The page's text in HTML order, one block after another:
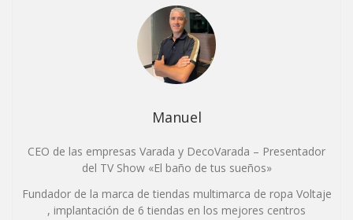
Manuel
CEO de las empresas Varada y DecoVarada – Presentador
del TV Show «El baño de tus sueños»
Fundador de la marca de tiendas multimarca de ropa Voltaje
, implantación de 6 tiendas en los mejores centros